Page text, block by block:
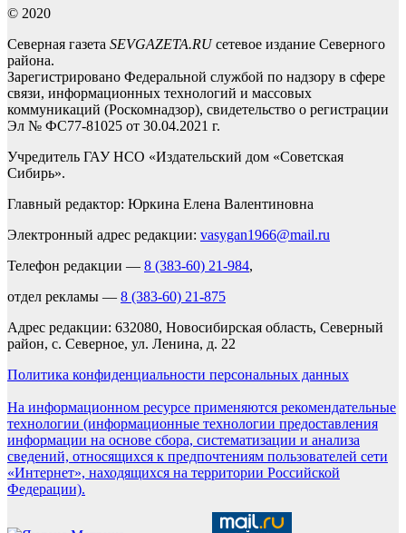
© 2020
Северная газета SEVGAZETA.RUсетевое издание Северного
района.
Зарегистрировано Федеральной службой по надзору в сфере
связи, информационных технологий и массовых
коммуникаций (Роскомнадзор), свидетельство о регистрации
Эл № ФС77-81025 от 30.04.2021 г.
Учредитель ГАУ НСО «Издательский дом «Советская
Сибирь».
Главный редактор: Юркина Елена Валентиновна
Электронный адрес редакции: vasygan1966@mail.ru
Телефон редакции — 8 (383-60) 21-984,
отдел рекламы — 8 (383-60) 21-875
Адрес редакции: 632080, Новосибирская область, Северный
район, с. Северное, ул. Ленина, д. 22
Политика конфиденциальности персональных данных
На информационном ресурсе применяются рекомендательные
технологии (информационные технологии предоставления
информации на основе сбора, систематизации и анализа
сведений, относящихся к предпочтениям пользователей сети
«Интернет», находящихся на территории Российской
Федерации).